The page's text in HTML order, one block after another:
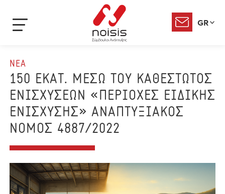
GR
ΝΕΑ
150 ΕΚΑΤ. ΜΕΣΩ ΤΟΥ ΚΑΘΕΣΤΩΤΟΣ
ΕΝΙΣΧΥΣΕΩΝ «ΠΕΡΙΟΧΕΣ ΕΙΔΙΚΗΣ
ΕΝΙΣΧΥΣΗΣ» ΑΝΑΠΤΥΞΙΑΚΟΣ
ΝΟΜΟΣ 4887/2022